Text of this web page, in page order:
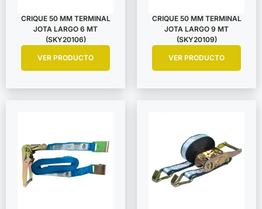
CRIQUE 50 MM TERMINAL
JOTA LARGO 6 MT
(SKY20106)
VER PRODUCTO
CRIQUE 50 MM TERMINAL
JOTA LARGO 9 MT
(SKY20109)
VER PRODUCTO